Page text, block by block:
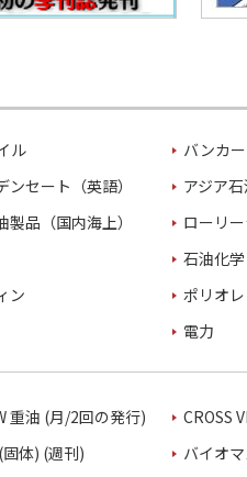
ル
バンカ
セート（英語）
アジア
製品（国内海上）
ローリ
石油化学
ン
ポリオ
電力
重油 (月/2回の発行)
CROSS
体) (週刊)
バイオ